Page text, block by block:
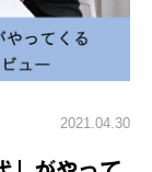
2021.04.30